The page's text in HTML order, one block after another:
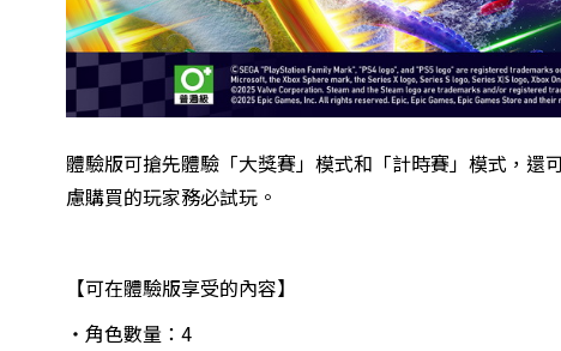
體驗版可搶先體驗「大獎賽」模式和「計時賽」模式，
慮購買的玩家務必試玩。
【可在體驗版享受的內容】
・角色數量：4